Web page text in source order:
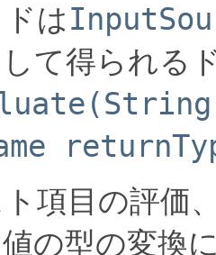
は
て得られる
項目の評価
の型の変換